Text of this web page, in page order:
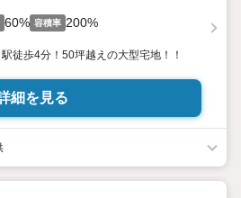
60% 容積率 200%
駅徒歩4分！50坪越えの大型宅地！！
細を見る